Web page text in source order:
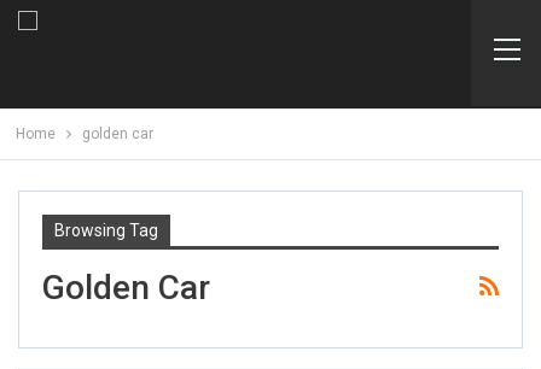
Home golden car
Browsing Tag
Golden Car